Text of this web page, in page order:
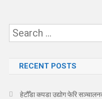
RECENT POSTS
हेटौँडा कपडा उद्योग फेरि